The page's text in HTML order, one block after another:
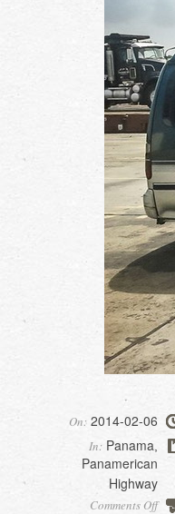
On: 2014-02-06
In: Panama
Panamerican
Highway
Comments Offon